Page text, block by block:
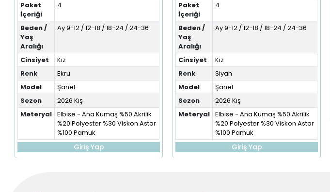
Paket
İçeriği
4
Beden /
Yaş
Aralığı
Ay 9-12 / 12-18 / 18-24 / 24-36
Cinsiyet
Kız
Renk
Ekru
Model
Şanel
Sezon
2026 Kış
Meteryal Elbise - Ana Kumaş %50 Akrilik
%20 Polyester %30 Viskon Astar
%100 Pamuk
Giriş Yap
Paket
İçeriği
4
Beden /
Yaş
Aralığı
Ay 9-12 / 12-18 / 18-24 / 24-36
Cinsiyet
Kız
Renk
Siyah
Model
Şanel
Sezon
2026 Kış
Meteryal Elbise - Ana Kumaş %50 Akrilik
%20 Polyester %30 Viskon Astar
%100 Pamuk
Giriş Yap